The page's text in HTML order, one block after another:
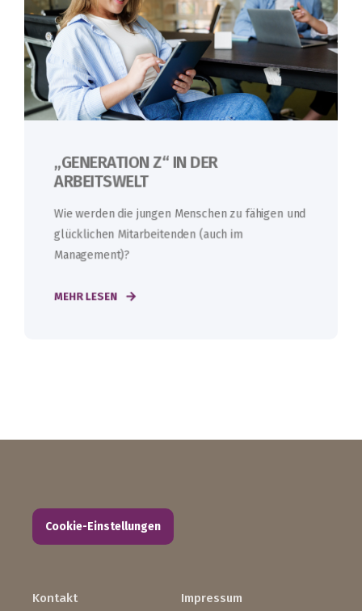
„GENERATION Z“ IN DER
ARBEITSWELT
Wie werden die jungen Menschen zu fähigen und
glücklichen Mitarbeitenden (auch im
Management)?
MEHR LESEN
Cookie-Einstellungen
Kontakt Impressum